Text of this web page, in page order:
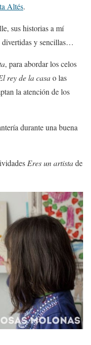
Altés.
sus historias a mí
divertidas y sencillas…
, para abordar los celos
rey de la casao las
la atención de los
durante una buena
Eres un artistade